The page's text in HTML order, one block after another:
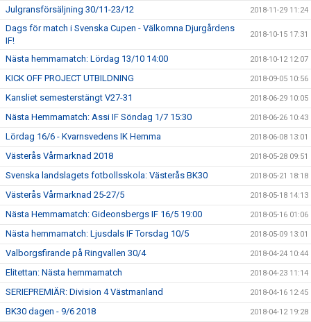
Julgransförsäljning 30/11-23/12 2018-11-29 11:24
Dags för match i Svenska Cupen - Välkomna Djurgårdens
IF!
2018-10-15 17:31
Nästa hemmamatch: Lördag 13/10 14:00 2018-10-12 12:07
KICK OFF PROJECT UTBILDNING 2018-09-05 10:56
Kansliet semesterstängt V27-31 2018-06-29 10:05
Nästa Hemmamatch: Assi IF Söndag 1/7 15:30 2018-06-26 10:43
Lördag 16/6 - Kvarnsvedens IK Hemma 2018-06-08 13:01
Västerås Vårmarknad 2018 2018-05-28 09:51
Svenska landslagets fotbollsskola: Västerås BK30 2018-05-21 18:18
Västerås Vårmarknad 25-27/5 2018-05-18 14:13
Nästa Hemmamatch: Gideonsbergs IF 16/5 19:00 2018-05-16 01:06
Nästa hemmamatch: Ljusdals IF Torsdag 10/5 2018-05-09 13:01
Valborgsfirande på Ringvallen 30/4 2018-04-24 10:44
Elitettan: Nästa hemmamatch 2018-04-23 11:14
SERIEPREMIÄR: Division 4 Västmanland 2018-04-16 12:45
BK30 dagen - 9/6 2018 2018-04-12 19:28